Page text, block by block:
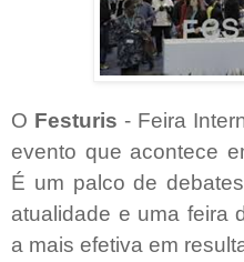
O Festuris - Feira
evento que acontece
É um palco de
atualidade e uma feira
a mais efetiva em